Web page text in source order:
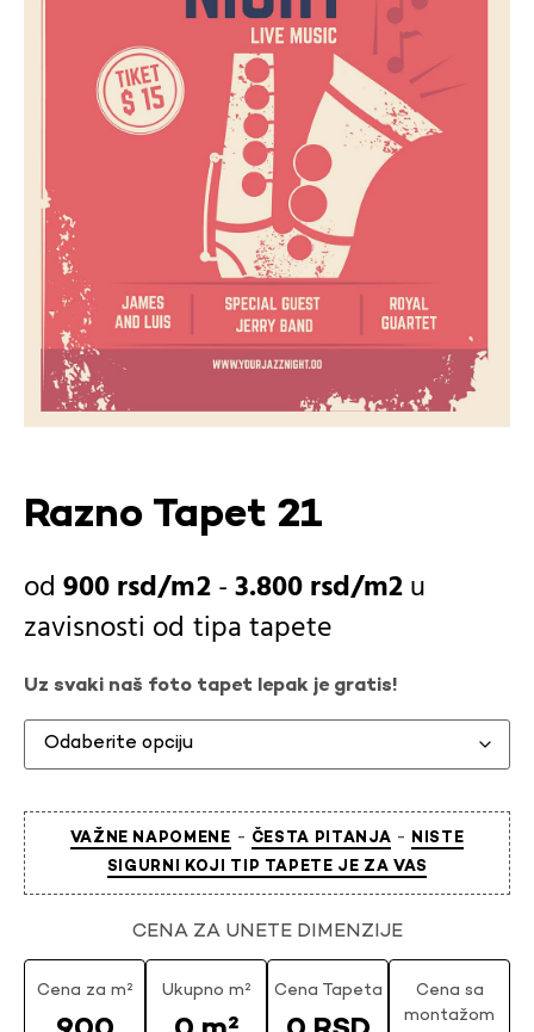
Razno Tapet 21
900rsd -3.800rsd
u
zavisnosti od tipa tapete
Uz svaki naš foto tapet lepak je gratis!
VAŽNE NAPOMENE - ČESTA PITANJA - NISTE
SIGURNI KOJI TIP TAPETE JE ZA VAS
CENA ZA UNETE DIMENZIJE
Cena za m² Ukupno m² Cena Tapeta
Cena sa
montažom